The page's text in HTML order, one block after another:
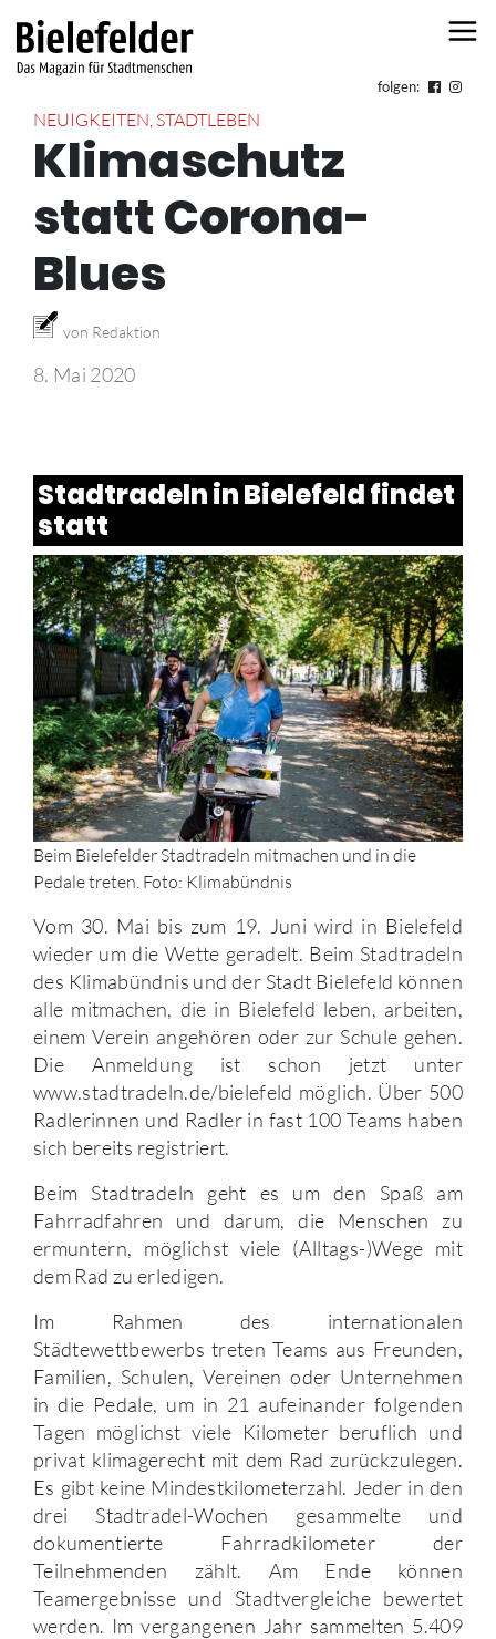
folgen:
NEUIGKEITEN, STADTLEBEN
Klimaschutz
statt Corona-
Blues
von Redaktion
8. Mai 2020
Stadtradeln in Bielefeld findet
statt
Beim Bielefelder Stadtradeln mitmachen und in die
Pedale treten. Foto: Klimabündnis
Vom 30. Mai bis zum 19. Juni wird in Bielefeld
wieder um die Wette geradelt. Beim Stadtradeln
des Klimabündnis und der Stadt Bielefeld können
alle mitmachen, die in Bielefeld leben, arbeiten,
einem Verein angehören oder zur Schule gehen.
Die Anmeldung ist schon jetzt unter
www.stadtradeln.de/bielefeld möglich. Über 500
Radlerinnen und Radler in fast 100 Teams haben
sich bereits registriert.
Beim Stadtradeln geht es um den Spaß am
Fahrradfahren und darum, die Menschen zu
ermuntern, möglichst viele (Alltags-)Wege mit
dem Rad zu erledigen.
Im Rahmen des internationalen
Städtewettbewerbs treten Teams aus Freunden,
Familien, Schulen, Vereinen oder Unternehmen
in die Pedale, um in 21 aufeinander folgenden
Tagen möglichst viele Kilometer beruflich und
privat klimagerecht mit dem Rad zurückzulegen.
Es gibt keine Mindestkilometerzahl. Jeder in den
drei Stadtradel-Wochen gesammelte und
dokumentierte Fahrradkilometer der
Teilnehmenden zählt. Am Ende können
Teamergebnisse und Stadtvergleiche bewertet
werden. Im vergangenen Jahr sammelten 5.409